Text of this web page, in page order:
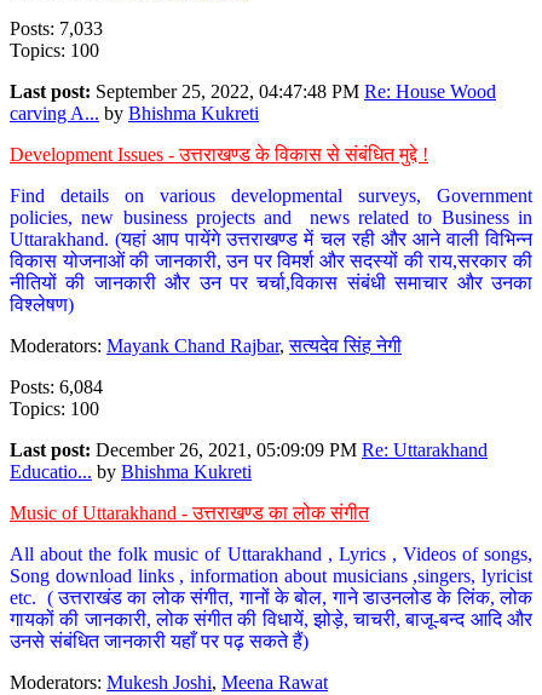
Posts: 7,033
Topics: 100
Last post: September 25, 2022, 04:47:48 PM Re: House Wood
carving A... by Bhishma Kukreti
Development Issues - उत्तराखण्ड के विकास से संबंधित मुद्दे !
Find details on various developmental surveys, Government
policies, new business projects and news related to Business in
Uttarakhand. (यहां आप पायेंगे उत्तराखण्ड में चल रही और आने वाली विभिन्न
विकास योजनाओं की जानकारी, उन पर विमर्श और सदस्यों की राय,सरकार की
नीतियों की जानकारी और उन पर चर्चा,विकास संबंधी समाचार और उनका
विश्लेषण)
Moderators: Mayank Chand Rajbar,सत्यदेव सिंह नेगी
Posts: 6,084
Topics: 100
Last post: December 26, 2021, 05:09:09 PM Re: Uttarakhand
Educatio... by Bhishma Kukreti
Music of Uttarakhand - उत्तराखण्ड का लोक संगीत
All about the folk music of Uttarakhand , Lyrics , Videos of songs,
Song download links , information about musicians ,singers, lyricist
etc. ( उत्तराखंड का लोक संगीत, गानों के बोल, गाने डाउनलोड के लिंक, लोक
गायकों की जानकारी, लोक संगीत की विधायें, झोड़े, चाचरी, बाजू-बन्द आदि और
उनसे संबंधित जानकारी यहाँ पर पढ़ सकते हैं)
Moderators: Mukesh Joshi, Meena Rawat